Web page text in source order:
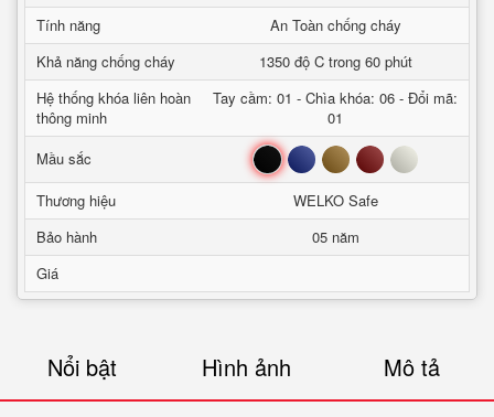
Tính năng
An Toàn chống cháy
Khả năng chống cháy
1350 độ C trong 60 phút
Hệ thống khóa liên hoàn
thông minh
Tay cầm: 01 - Chìa khóa: 06 - Đổi mã:
01
Mầu sắc
Đen Xanh Nâu Đỏ Trắng
Thương hiệu
WELKO Safe
Bảo hành
05 năm
Giá
Nổi bật Hình ảnh Mô tả